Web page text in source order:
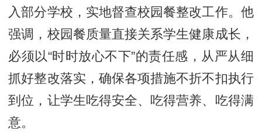
入部分学校，实地督查校园餐整改工作。他
强调，校园餐质量直接关系学生健康成长，
必须以“时时放心不下”的责任感，从严从细
抓好整改落实，确保各项措施不折不扣执行
到位，让学生吃得安全、吃得营养、吃得满
意。